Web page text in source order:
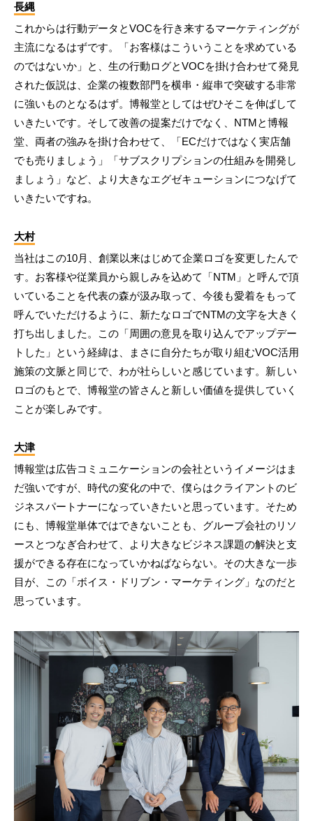
長縄
これからは行動データとVOCを行き来するマーケティングが
主流になるはずです。「お客様はこういうことを求めている
のではないか」と、生の行動ログとVOCを掛け合わせて発見
された仮説は、企業の複数部門を横串・縦串で突破する非常
に強いものとなるはず。博報堂としてはぜひそこを伸ばして
いきたいです。そして改善の提案だけでなく、NTMと博報
堂、両者の強みを掛け合わせて、「ECだけではなく実店舗
でも売りましょう」「サブスクリプションの仕組みを開発し
ましょう」など、より大きなエグゼキューションにつなげて
いきたいですね。
大村
当社はこの10月、創業以来はじめて企業ロゴを変更したんで
す。お客様や従業員から親しみを込めて「NTM」と呼んで頂
いていることを代表の森が汲み取って、今後も愛着をもって
呼んでいただけるように、新たなロゴでNTMの文字を大きく
打ち出しました。この「周囲の意見を取り込んでアップデー
トした」という経緯は、まさに自分たちが取り組むVOC活用
施策の文脈と同じで、わが社らしいと感じています。新しい
ロゴのもとで、博報堂の皆さんと新しい価値を提供していく
ことが楽しみです。
大津
博報堂は広告コミュニケーションの会社というイメージはま
だ強いですが、時代の変化の中で、僕らはクライアントのビ
ジネスパートナーになっていきたいと思っています。そため
にも、博報堂単体ではできないことも、グループ会社のリソ
ースとつなぎ合わせて、より大きなビジネス課題の解決と支
援ができる存在になっていかねばならない。その大きな一歩
目が、この「ボイス・ドリブン・マーケティング」なのだと
思っています。